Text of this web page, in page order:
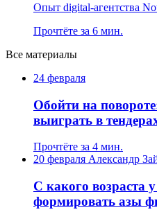
Опыт digital-агентства
Прочтёте за 6 мин.
Все материалы
24 февраля
Обойти на
выиграть в
Прочтёте за 4 мин.
20 февраля Александр
С какого возраста
формировать азы